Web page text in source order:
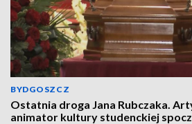
BYDGOSZCZ
Ostatnia droga Jana Rubczaka.
animator kultury studenckiej